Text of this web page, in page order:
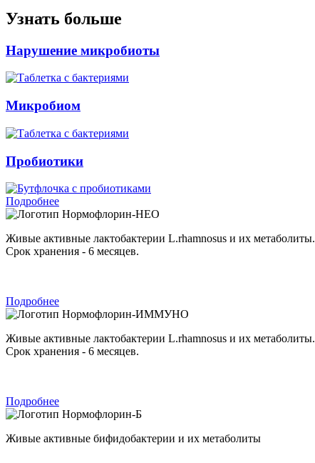
Узнать больше
Нарушение микробиоты
Микробиом
Пробиотики
Подробнее
Нормофлорин-НЕО
Живые активные лактобактерии L.rhamnosus и их метаболиты.
Срок хранения - 6 месяцев.
Подробнее
Нормофлорин-ИММУНО
Живые активные лактобактерии L.rhamnosus и их метаболиты.
Срок хранения - 6 месяцев.
Подробнее
Нормофлорин-Б
Живые активные бифидобактерии и их метаболиты